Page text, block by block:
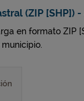
(ZIP [SHP])
en formato ZIP